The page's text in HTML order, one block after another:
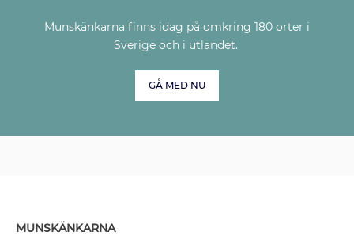
Munskänkarna finns idag på omkring 180 orter i
Sverige och i utlandet.
GÅ MED NU
MUNSKÄNKARNA